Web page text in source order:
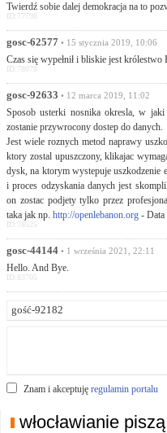
Twierdź sobie dalej demokracja na to
ID:77798
gosc-62577 • 15 stycznia 2019, 10:06
Czas się wypełnił i bliskie jest
ID:78079
gosc-92633 • 12 marca 2019, 11:02
Sposob usterki nosnika okresla, w
zostanie przywrocony dostep do danych.
Jest wiele roznych metod naprawy
ktory zostal upuszczony, klikajac
dysk, na ktorym wystepuje uszkodzenie
i proces odzyskania danych jest
on zostac podjety tylko przez
taka jak np. http://openlebanon.org -
ID:78525
gosc-44144 • 1 września 2021, 22:11
Hello. And Bye.
ID:83705
Znam i akceptuję regulamin portalu
włocławianie piszą